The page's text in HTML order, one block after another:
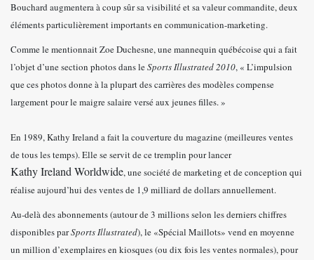
Bouchard augmentera à coup sûr sa visibilité et sa valeur commandite, deux
éléments particulièrement importants en communication-marketing.
Comme le mentionnait Zoe Duchesne, une mannequin québécoise qui a fait
l’objet d’une section photos dans leSports Illustrated 2010, « L’impulsion
que ces photos donne à la plupart des carrières des modèles compense
largement pour le maigre salaire versé aux jeunes filles. »
En 1989, Kathy Ireland a fait la couverture du magazine (meilleures ventes
de tous les temps). Elle se servit de ce tremplin pour lancer
Kathy Ireland Worldwide, une société de marketing et de conception qui
réalise aujourd’hui des ventes de 1,9 milliard de dollars annuellement.
Au-delà des abonnements (autour de 3 millions selon les derniers chiffres
disponibles parSports Illustrated), le «Spécial Maillots» vend en moyenne
un million d’exemplaires en kiosques (ou dix fois les ventes normales), pour